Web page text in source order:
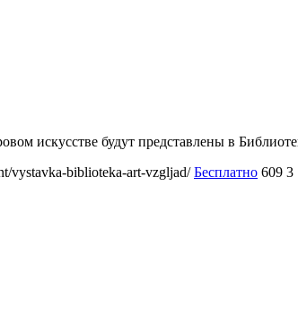
искусстве будут представлены в
vystavka-biblioteka-art-vzgljad/ Бесплатно 609 3